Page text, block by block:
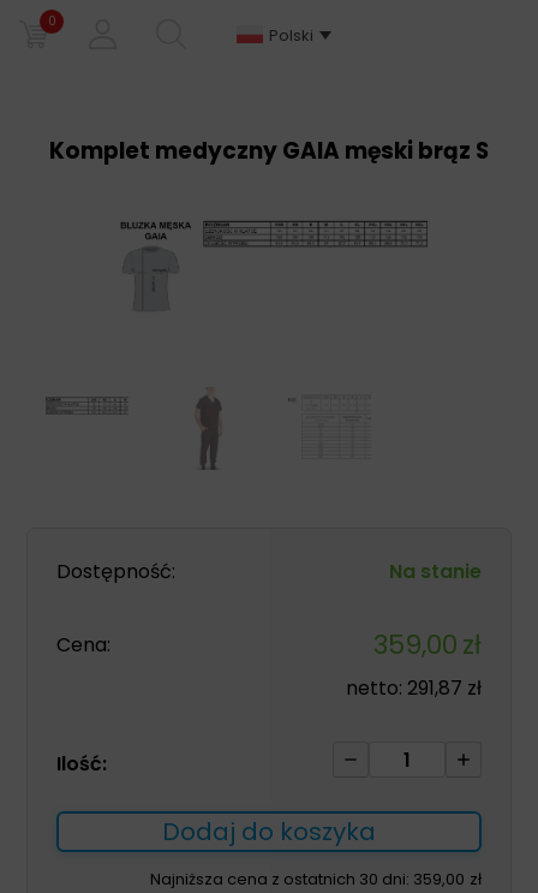
0
Polski
Komplet medyczny GAIA męski brąz S
Dostępność: Na stanie
Cena: 359,00zł
netto: 291,87 zł
Ilość:
ilość
medyczny
GAIA
męski
Dodaj do koszyka
Najniższa cena z ostatnich 30 dni: 359,00 zł